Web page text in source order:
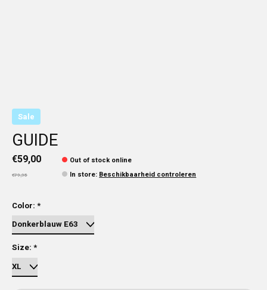
Sale
GUIDE
€59,00
€79,95
Out of stock online
In store: Beschikbaarheid controleren
Color: *
Size: *